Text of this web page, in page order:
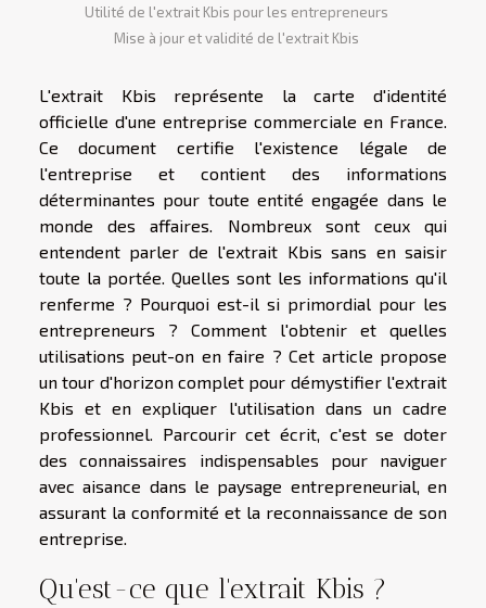
Utilité de l'extrait Kbis pour les entrepreneurs
Mise à jour et validité de l'extrait Kbis
L'extrait Kbis représente la carte d'identité
officielle d'une entreprise commerciale en France.
Ce document certifie l'existence légale de
l'entreprise et contient des informations
déterminantes pour toute entité engagée dans le
monde des affaires. Nombreux sont ceux qui
entendent parler de l'extrait Kbis sans en saisir
toute la portée. Quelles sont les informations qu'il
renferme ? Pourquoi est-il si primordial pour les
entrepreneurs ? Comment l'obtenir et quelles
utilisations peut-on en faire ? Cet article propose
un tour d'horizon complet pour démystifier l'extrait
Kbis et en expliquer l'utilisation dans un cadre
professionnel. Parcourir cet écrit, c'est se doter
des connaissaires indispensables pour naviguer
avec aisance dans le paysage entrepreneurial, en
assurant la conformité et la reconnaissance de son
entreprise.
Qu'est-ce que l'extrait Kbis ?